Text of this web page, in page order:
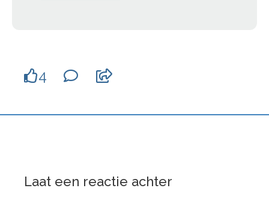
4
Laat een reactie achter